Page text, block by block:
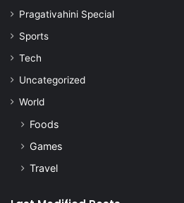
Pragativahini Special
Sports
Tech
Uncategorized
World
Foods
Games
Travel